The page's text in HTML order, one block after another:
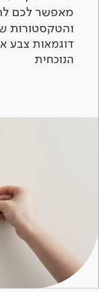
מאפשר לכם
והטקסטורות
דוגמאות צבע
הנוכחית